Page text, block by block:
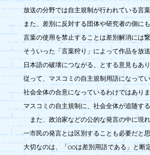
放送の分野では自主規制が行われている言
また、差別に反対する団体や研究者の側に
言葉の使用を禁止することは差別解消には繋
そういった「言葉狩り」によって作品を放
日本語の破壊につながる、とする意見もあり
従って、マスコミの自主規制用語になって
社会全体の合意になっているわけではあり
マスコミの自主規制に、社会全体が追随す
また、政治家などの公的な発言の中に現
一市民の発言とは区別することも必要だと
大切なのは、「○○は差別用語である」と断